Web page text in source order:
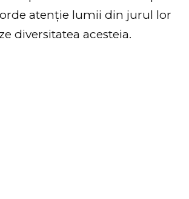
atenție lumii din jurul lor
diversitatea acesteia.